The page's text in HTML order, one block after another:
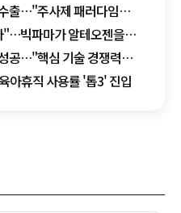
출…"주사제 패러다임
"…빅파마가 알테오젠을
공…"핵심 기술 경쟁력
아휴직 사용률 '톱3' 진입